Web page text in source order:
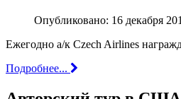
Опубликовано: 16 декабря
Ежегодно а/к Czech Airlines
Подробнее...